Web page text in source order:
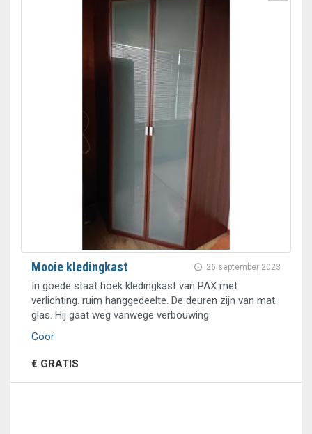
26 september 2023
Mooie kledingkast
In goede staat hoek kledingkast van PAX met
verlichting. ruim hanggedeelte. De deuren zijn van mat
glas. Hij gaat weg vanwege verbouwing
Goor
€ GRATIS